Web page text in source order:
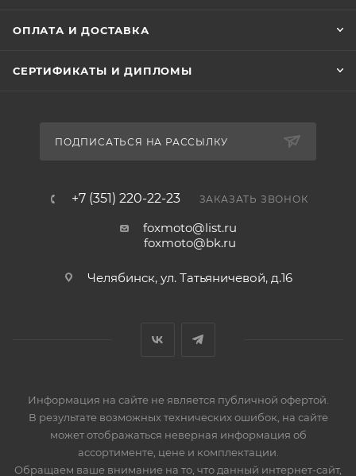
ОПЛАТА И ДОСТАВКА
СЕРТИФИКАТЫ И ДИПЛОМЫ
ПОДПИСАТЬСЯ НА РАССЫЛКУ
+7 (351) 220-22-23 ЗАКАЗАТЬ ЗВОНОК
foxmoto@list.ru
foxmoto@bk.ru
Челябинск, ул. Татьяничевой, д.16
Информация на сайте не является публичной офертой.
В результате возможных технических ошибок, на сайте
может отображаться неверная информация об
ассортименте, цене и комплектации.
Обращаем ваше внимание на то, что данный интернет-сайт,